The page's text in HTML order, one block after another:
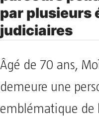
par plusieurs
judiciaires
Âgé de 70 ans,
demeure une
emblématique de